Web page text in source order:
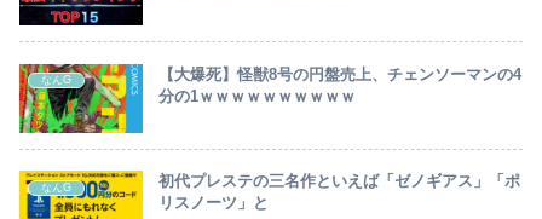
なんG
【大爆死】怪獣8号の円盤売上、チェンソーマンの4
分の1ｗｗｗｗｗｗｗｗｗｗ
なんG
初代プレステの三名作といえば「ゼノギアス」「ポ
リスノーツ」と